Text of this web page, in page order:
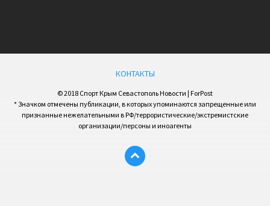
КОНТАКТЫ
© 2018 Спорт Крым Севастополь Новости | ForPost
* Значком отмечены публикации, в которых упоминаются запрещенные или
признанные нежелательными в РФ/террористические/экстремистские
организации/персоны и иноагенты